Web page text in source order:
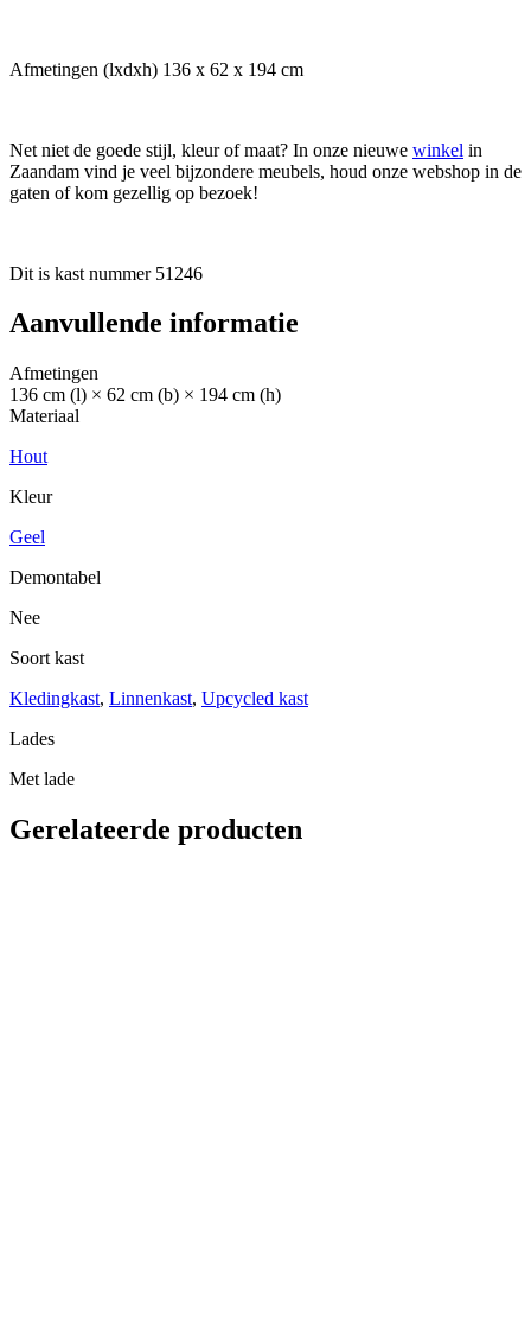
Afmetingen (lxdxh) 136 x 62 x 194 cm
Net niet de goede stijl, kleur of maat? In onze nieuwe winkel in
Zaandam vind je veel bijzondere meubels, houd onze webshop in de
gaten of kom gezellig op bezoek!
Dit is kast nummer 51246
Aanvullende informatie
Afmetingen
136 cm (l) × 62 cm (b) × 194 cm (h)
Materiaal
Hout
Kleur
Geel
Demontabel
Nee
Soort kast
Kledingkast, Linnenkast, Upcycled kast
Lades
Met lade
Gerelateerde producten